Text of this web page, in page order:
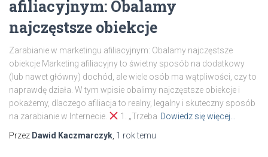
afiliacyjnym: Obalamy
najczęstsze obiekcje
Zarabianie w marketingu afiliacyjnym: Obalamy najczęstsze
obiekcje Marketing afiliacyjny to świetny sposób na dodatkowy
(lub nawet główny) dochód, ale wiele osób ma wątpliwości, czy to
naprawdę działa. W tym wpisie obalimy najczęstsze obiekcje i
pokażemy, dlaczego afiliacja to realny, legalny i skuteczny sposób
na zarabianie w Internecie.
1. „Trzeba Dowiedz się więcej…
Przez Dawid Kaczmarczyk 1 roktemu